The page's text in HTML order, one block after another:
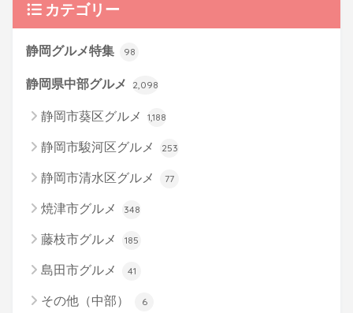
カテゴリー
静岡グルメ特集 98
静岡県中部グルメ 2,098
静岡市葵区グルメ 1,188
静岡市駿河区グルメ 253
静岡市清水区グルメ 77
焼津市グルメ 348
藤枝市グルメ 185
島田市グルメ 41
その他（中部） 6